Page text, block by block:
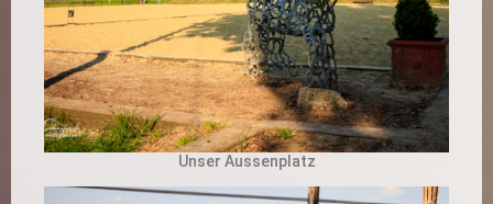
Unser Aussenplatz